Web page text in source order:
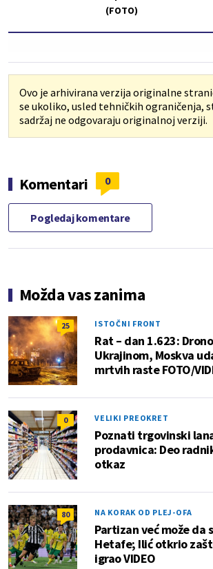
(FOTO)
Ovo je arhivirana verzija originalne
se ukoliko, usled tehničkih ograničenja,
sadržaj ne odgovaraju originalnoj verziji.
Komentari 0
Pogledaj komentare
Možda vas zanima
25 ISTOČNI FRONT
Rat – dan 1.623:
Ukrajinom, Moskva
mrtvih raste FOTO/
0 VELIKI PREOKRET
Poznati trgovinski
prodavnica: Deo
otkaz
80 NA KORAK OD PLEJ-OFA
Partizan već može da
Hetafe; Ilić otkrio
igrao VIDEO